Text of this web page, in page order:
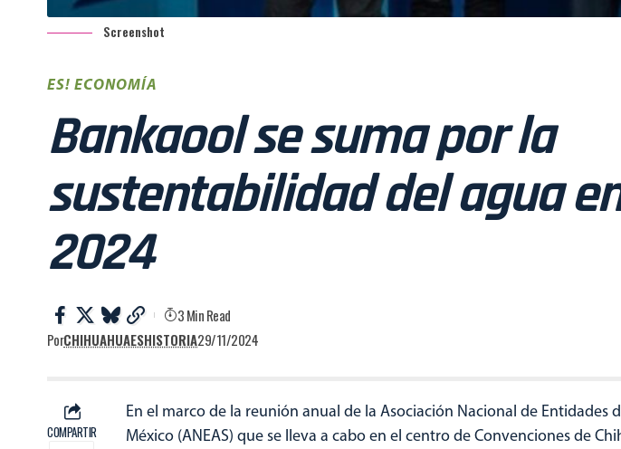
Screenshot
ES! ECONOMÍA
Bankaool se suma por la
sustentabilidad del agua en
2024
PorCHIHUAHUAESHISTORIA29/11/2024
3 Min Read
COMPARTIR
En el marco de la reunión anual de la Asociación Nacional de Entidades
México (ANEAS) que se lleva a cabo en el centro de Convenciones de